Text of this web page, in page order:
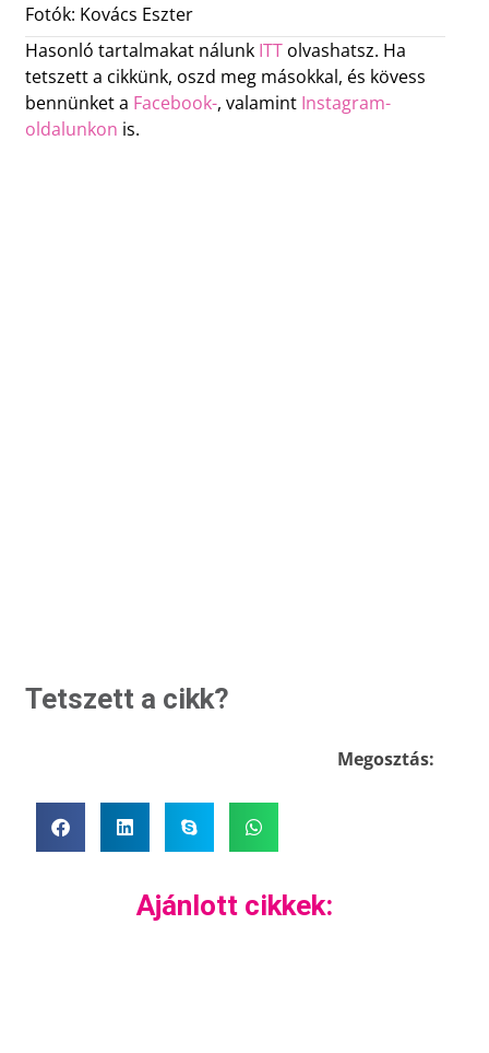
Fotók: Kovács Eszter
Hasonló tartalmakat nálunk ITTolvashatsz. Ha
tetszett a cikkünk, oszd meg másokkal, és kövess
bennünket a Facebook-, valamint Instagram-
oldalunkon is.
Tetszett a cikk?
Megosztás:
Ajánlott cikkek: